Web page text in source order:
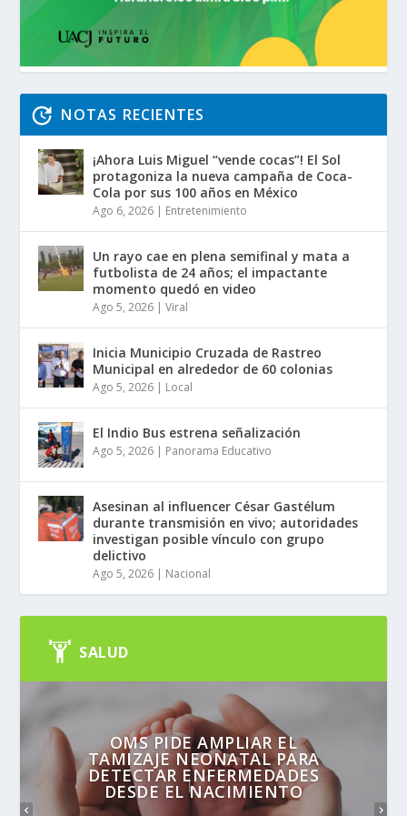
NOTAS RECIENTES
¡Ahora Luis Miguel “vende cocas”! El Sol
protagoniza la nueva campaña de Coca-
Cola por sus 100 años en México
Ago 6, 2026 | Entretenimiento
Un rayo cae en plena semifinal y mata a
futbolista de 24 años; el impactante
momento quedó en video
Ago 5, 2026 |Viral
Inicia Municipio Cruzada de Rastreo
Municipal en alrededor de 60 colonias
Ago 5, 2026 | Local
El Indio Bus estrena señalización
Ago 5, 2026 | Panorama Educativo
Asesinan al influencer César Gastélum
durante transmisión en vivo; autoridades
investigan posible vínculo con grupo
delictivo
Ago 5, 2026 | Nacional
SALUD
OMS PIDE AMPLIAR EL
TAMIZAJE NEONATAL PARA
DETECTAR ENFERMEDADES
DESDE EL NACIMIENTO